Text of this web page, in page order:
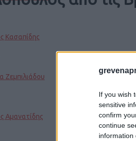
If you wish
sensitive
confirm
continue
information
Κασαπίδης
Ζεμπιλιάδου
Αμανατίδης